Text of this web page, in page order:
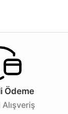
yaşamak
Ödeme